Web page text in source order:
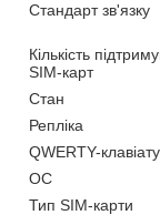
Стандарт зв'язку
Кількість
SIM-карт
Стан
Репліка
QWERTY-
ОС
Тип SIM-карти